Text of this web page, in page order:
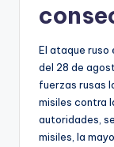
El ataque ruso
del 28 de
fuerzas rusas
misiles contra
autoridades,
misiles, la